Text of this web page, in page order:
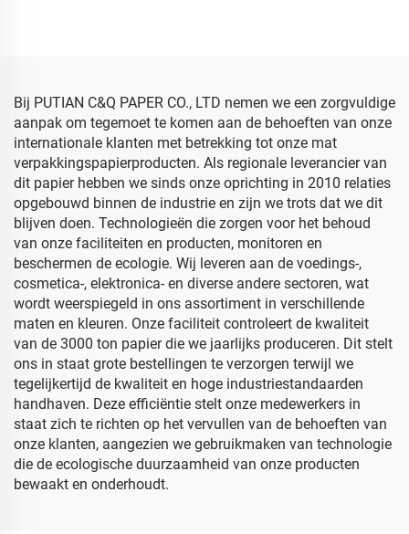
Bij PUTIAN C&Q PAPER CO., LTD nemen we een zorgvuldige
aanpak om tegemoet te komen aan de behoeften van onze
internationale klanten met betrekking tot onze mat
verpakkingspapierproducten. Als regionale leverancier van
dit papier hebben we sinds onze oprichting in 2010 relaties
opgebouwd binnen de industrie en zijn we trots dat we dit
blijven doen. Technologieën die zorgen voor het behoud
van onze faciliteiten en producten, monitoren en
beschermen de ecologie. Wij leveren aan de voedings-,
cosmetica-, elektronica- en diverse andere sectoren, wat
wordt weerspiegeld in ons assortiment in verschillende
maten en kleuren. Onze faciliteit controleert de kwaliteit
van de 3000 ton papier die we jaarlijks produceren. Dit stelt
ons in staat grote bestellingen te verzorgen terwijl we
tegelijkertijd de kwaliteit en hoge industriestandaarden
handhaven. Deze efficiëntie stelt onze medewerkers in
staat zich te richten op het vervullen van de behoeften van
onze klanten, aangezien we gebruikmaken van technologie
die de ecologische duurzaamheid van onze producten
bewaakt en onderhoudt.